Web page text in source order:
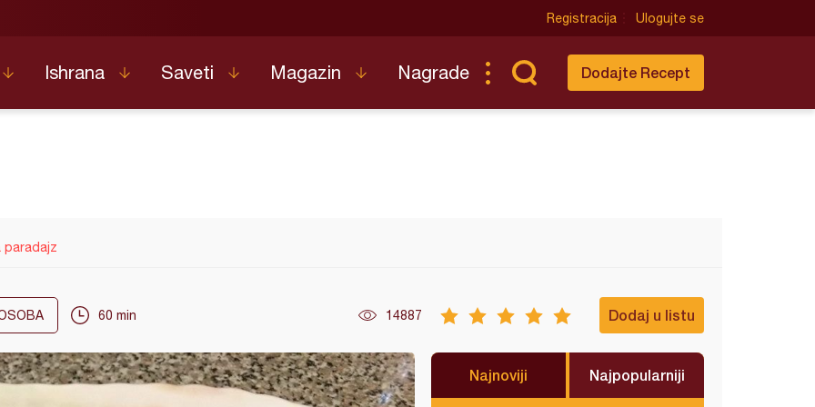
Registracija Ulogujte se
Ishrana Saveti Magazin Nagrade Dodajte Recept
paradajz
60 min 14887 Dodaj u listu
Najnoviji Najpopularniji